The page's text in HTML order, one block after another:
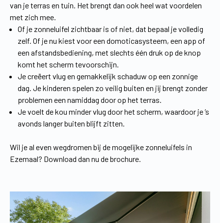
van je terras en tuin. Het brengt dan ook heel wat voordelen
met zich mee.
Of je zonneluifel zichtbaar is of niet, dat bepaal je volledig
zelf. Of je nu kiest voor een domoticasysteem, een app of
een afstandsbediening, met slechts één druk op de knop
komt het scherm tevoorschijn.
Je creëert vlug en gemakkelijk schaduw op een zonnige
dag. Je kinderen spelen zo veilig buiten en jij brengt zonder
problemen een namiddag door op het terras.
Je voelt de kou minder vlug door het scherm, waardoor je ’s
avonds langer buiten blijft zitten.
Wil je al even wegdromen bij de mogelijke zonneluifels in
Ezemaal? Download dan nu de brochure.